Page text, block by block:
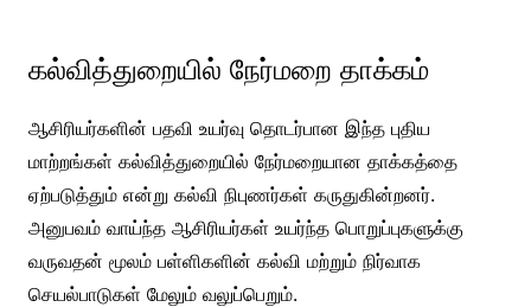
கல்வித்துறையில் நேர்மறை தாக்கம்
ஆசிரியர்களின் பதவி உயர்வு தொடர்பான இந்த புதிய
மாற்றங்கள் கல்வித்துறையில் நேர்மறையான தாக்கத்தை
ஏற்படுத்தும் என்று கல்வி நிபுணர்கள் கருதுகின்றனர்.
அனுபவம் வாய்ந்த ஆசிரியர்கள் உயர்ந்த பொறுப்புகளுக்கு
வருவதன் மூலம் பள்ளிகளின் கல்வி மற்றும் நிர்வாக
செயல்பாடுகள் மேலும் வலுப்பெறும்.